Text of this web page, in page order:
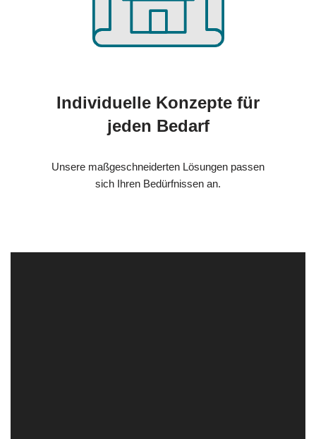
Individuelle Konzepte für
jeden Bedarf
Unsere maßgeschneiderten Lösungen passen
sich Ihren Bedürfnissen an.